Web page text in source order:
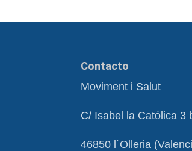
Contacto
Moviment i Salut
C/ Isabel la Católica 3
46850 l´Olleria